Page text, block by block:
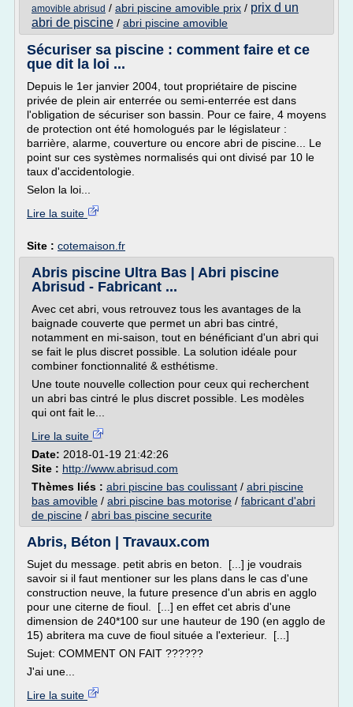
amovible abrisud / abri piscine amovible prix / prix d un
abri de piscine / abri piscine amovible
Sécuriser sa piscine : comment faire et ce
que dit la loi ...
Depuis le 1er janvier 2004, tout propriétaire de piscine
privée de plein air enterrée ou semi-enterrée est dans
l'obligation de sécuriser son bassin. Pour ce faire, 4 moyens
de protection ont été homologués par le législateur :
barrière, alarme, couverture ou encore abri de piscine... Le
point sur ces systèmes normalisés qui ont divisé par 10 le
taux d'accidentologie.
Selon la loi...
Lire la suite
Site : cotemaison.fr
Abris piscine Ultra Bas | Abri piscine
Abrisud - Fabricant ...
Avec cet abri, vous retrouvez tous les avantages de la
baignade couverte que permet un abri bas cintré,
notamment en mi-saison, tout en bénéficiant d'un abri qui
se fait le plus discret possible. La solution idéale pour
combiner fonctionnalité & esthétisme.
Une toute nouvelle collection pour ceux qui recherchent
un abri bas cintré le plus discret possible. Les modèles
qui ont fait le...
Lire la suite
Date: 2018-01-19 21:42:26
Site : http://www.abrisud.com
Thèmes liés : abri piscine bas coulissant / abri piscine
bas amovible / abri piscine bas motorise / fabricant d'abri
de piscine / abri bas piscine securite
Abris, Béton | Travaux.com
Sujet du message. petit abris en beton. [...] je voudrais
savoir si il faut mentioner sur les plans dans le cas d'une
construction neuve, la future presence d'un abris en agglo
pour une citerne de fioul. [...] en effet cet abris d'une
dimension de 240*100 sur une hauteur de 190 (en agglo de
15) abritera ma cuve de fioul située a l'exterieur. [...]
Sujet: COMMENT ON FAIT ??????
J'ai une...
Lire la suite